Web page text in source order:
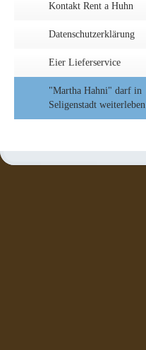
Kontakt Rent a Huhn
Datenschutzerklärung
Eier Lieferservice
"Martha Hahni" darf in
Seligenstadt weiterleben